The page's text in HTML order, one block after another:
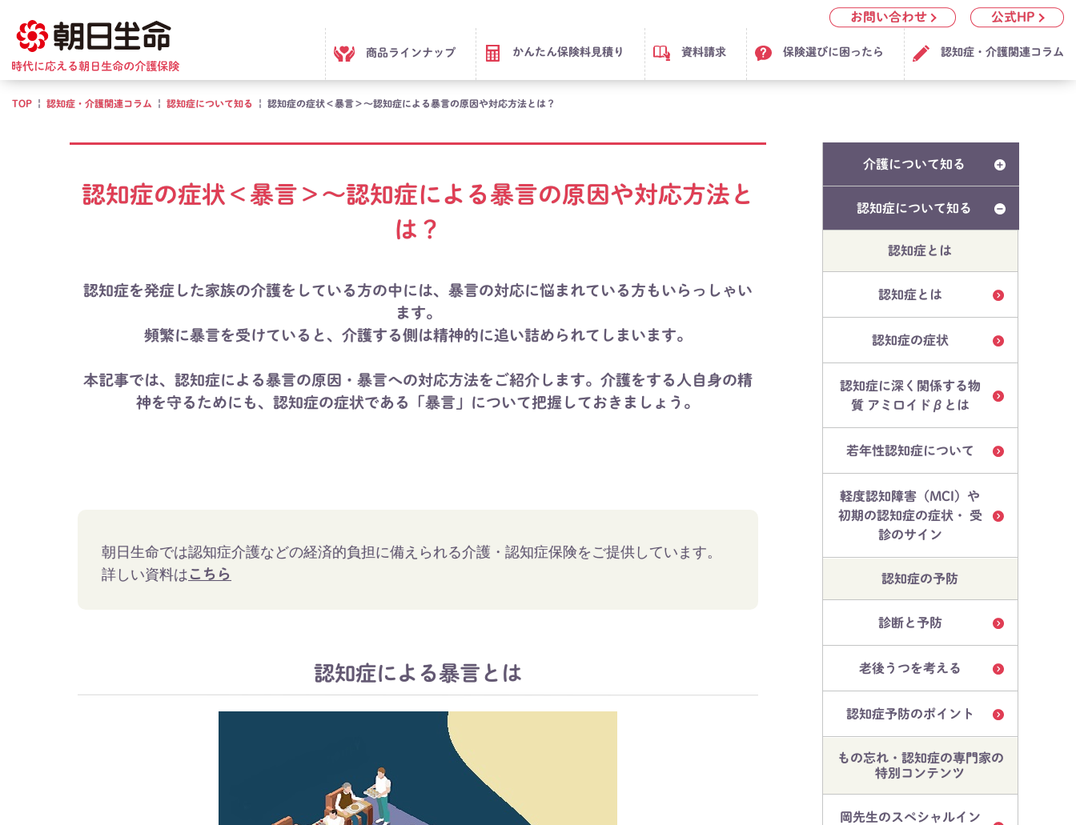
お問い合わせ 公式HP
商品ラインナップ かんたん保険料見積り 資料請求 保険選びに困ったら 認知症・介護関連コラム
TOP | 認知症・介護関連コラム | 認知症について知る | 認知症の症状＜暴言＞～認知症による暴言の原因や対応方法とは？
認知症の症状＜暴言＞～認知症による暴言の原因や対応方法と
は？
認知症を発症した家族の介護をしている方の中には、暴言の対応に悩まれている方もいらっしゃい
ます。
頻繁に暴言を受けていると、介護する側は精神的に追い詰められてしまいます。
本記事では、認知症による暴言の原因・暴言への対応方法をご紹介します。介護をする人自身の精
神を守るためにも、認知症の症状である「暴言」について把握しておきましょう。
朝日生命では認知症介護などの経済的負担に備えられる介護・認知症保険をご提供しています。
詳しい資料は こちら
認知症による暴言とは
介護について知る
認知症について知る
認知症とは
認知症とは
認知症の症状
認知症に深く関係する物
質 アミロイドβとは
若年性認知症について
軽度認知障害（MCI）や
初期の認知症の症状・ 受
診のサイン
認知症の予防
診断と予防
老後うつを考える
認知症予防のポイント
もの忘れ・認知症の専門家の
特別コンテンツ
岡先生のスペシャルイン